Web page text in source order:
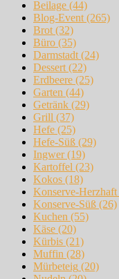
Beilage (44)
Blog-Event (265)
Brot (32)
Büro (35)
Darmstadt (24)
Dessert (22)
Erdbeere (25)
Garten (44)
Getränk (29)
Grill (37)
Hefe (25)
Hefe-Süß (29)
Ingwer(19)
Kartoffel (23)
Kokos (18)
Konserve-Herzhaft
Konserve-Süß (26)
Kuchen (55)
Käse (20)
Kürbis (21)
Muffin (28)
Mürbeteig (20)